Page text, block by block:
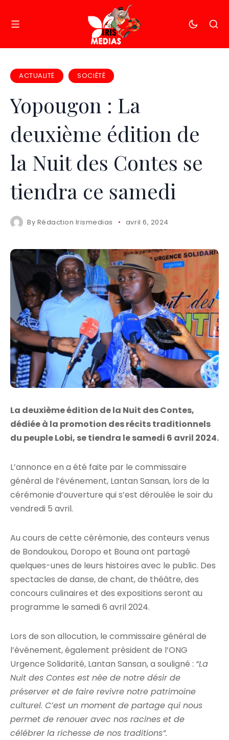
ACTUALITÉ SOCIÉTÉ
Yopougon : La
deuxième édition de
la Nuit des Contes se
tiendra ce samedi
By Rédaction Irismedias avril 6, 2024
La deuxième édition de la Nuit des Contes,
dédiée à la promotion des récits traditionnels
du peuple Lobi, se tiendra le samedi 6 avril 2024.
L’annonce en a été faite par le commissaire
général de l’événement, Lantan Sansan, lors de la
cérémonie d’ouverture qui s’est déroulée le soir du
vendredi 5 avril.
Au cours de cette cérémonie, des conteurs venus
de Bondoukou, Doropo et Bouna ont partagé
quelques-unes de leurs histoires avec le public. Des
spectacles de danse, de chant, de théâtre, des
concours culinaires et des expositions seront au
programme le samedi 6 avril 2024.
Lors de son allocution, le commissaire général de
l’événement, également président de l’ONG
Urgence Solidarité, Lantan Sansan, a souligné : “La
Nuit des Contes est née de notre désir de
préserver et de faire revivre notre patrimoine
culturel. C’est un moment de partage qui nous
permet de renouer avec nos racines et de
célébrer la richesse de nos traditions”.